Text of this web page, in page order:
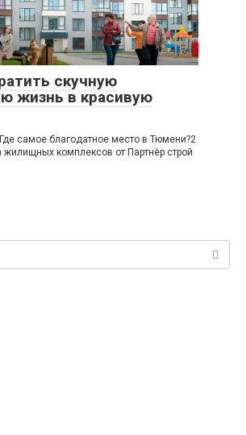
скучную
жизнь в красивую
самое благодатное место в Тюмени?2
жилищных комплексов от Партнёр строй